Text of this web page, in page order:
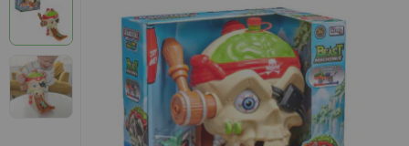
към
на
галерията
на
изображенията